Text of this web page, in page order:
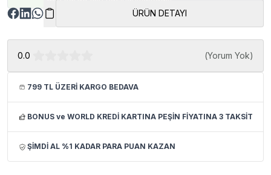
ÜRÜN DETAYI
0.0 (Yorum Yok)
799 TL ÜZERİ KARGO BEDAVA
BONUS ve WORLD KREDİ KARTINA PEŞİN FİYATINA 3 TAKSİT
ŞİMDİ AL %1 KADAR PARA PUAN KAZAN